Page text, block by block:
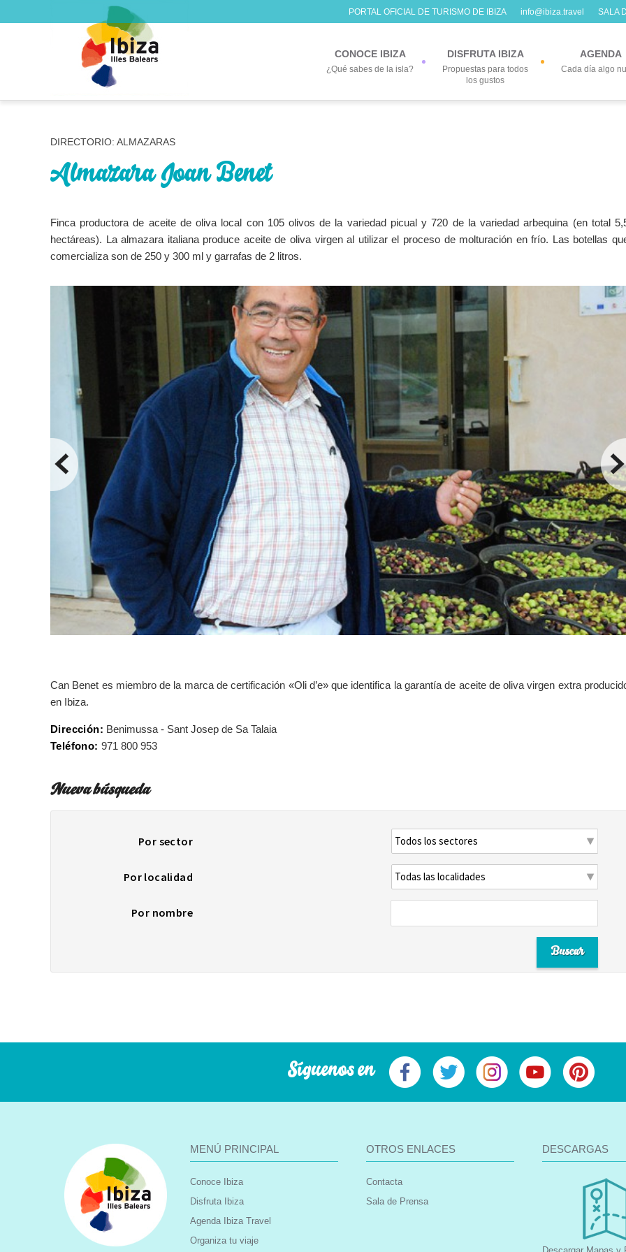
PORTAL OFICIAL DE TURISMO DE IBIZA info@ibiza.travel SALA
CONOCE IBIZA
¿Qué sabes de la isla?
DISFRUTA IBIZA
Propuestas para todos
los gustos
AGENDA
Cada día algo
DIRECTORIO: ALMAZARAS
Almazara Joan Benet
Finca productora de aceite de oliva local con 105 olivos de la variedad picual y 720 de la variedad arbequina (en total
hectáreas). La almazara italiana produce aceite de oliva virgen al utilizar el proceso de molturación en frío. Las botellas
comercializa son de 250 y 300 ml y garrafas de 2 litros.
Can Benet es miembro de la marca de certificación «Oli d’e» que identifica la garantía de aceite de oliva virgen extra
en Ibiza.
Dirección: Benimussa - Sant Josep de Sa Talaia
Teléfono: 971 800 953
Nueva búsqueda
Por sector
Por localidad
Por nombre
Síguenos en
MENÚ PRINCIPAL
Conoce Ibiza
Disfruta Ibiza
Agenda Ibiza Travel
Organiza tu viaje
OTROS ENLACES
Contacta
Sala de Prensa
DESCARGAS